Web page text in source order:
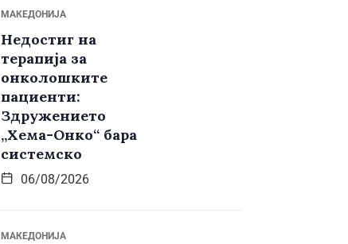
МАКЕДОНИЈА
Недостиг на
терапија за
онколошките
пациенти:
Здружението
„Хема-Онко“ бара
системско
06/08/2026
МАКЕДОНИЈА